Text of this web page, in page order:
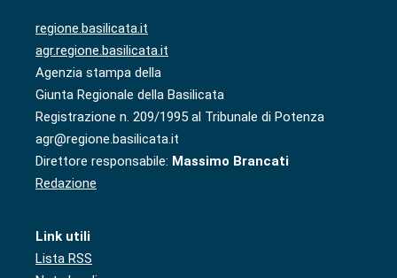
regione.basilicata.it
agr.regione.basilicata.it
Agenzia stampa della
Giunta Regionale della Basilicata
Registrazione n. 209/1995 al Tribunale di Potenza
agr@regione.basilicata.it
Direttore responsabile: Massimo Brancati
Redazione
Link utili
Lista RSS